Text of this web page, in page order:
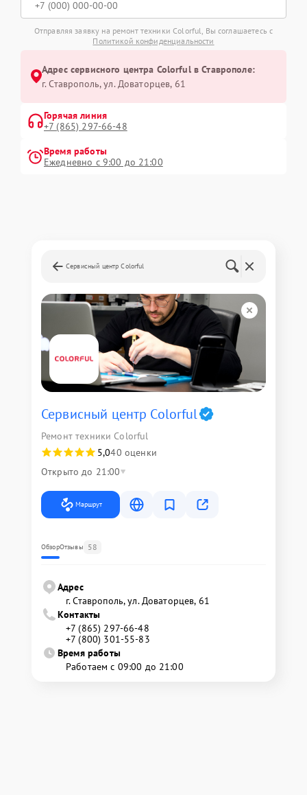
Отправляя заявку на ремонт техники Colorful, Вы соглашаетесь с
Политикой конфиденциальности
Адрес сервисного центра Colorful в Ставрополе:
г. Ставрополь, ул. Доваторцев, 61
Горячая линия
+7 (865) 297-66-48
Время работы
Ежедневно с 9:00 до 21:00
Сервисный центр Colorful
Сервисный центр Colorful
Ремонт техники Colorful
5,040 оценки
Открыто до 21:00
Маршрут
ОбзорОтзывы 58
Адрес
г. Ставрополь, ул. Доваторцев, 61
Контакты
+7 (865) 297-66-48
+7 (800) 301-55-83
Время работы
Работаем с 09:00 до 21:00